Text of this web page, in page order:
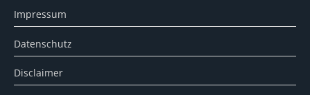
Impressum
Datenschutz
Disclaimer